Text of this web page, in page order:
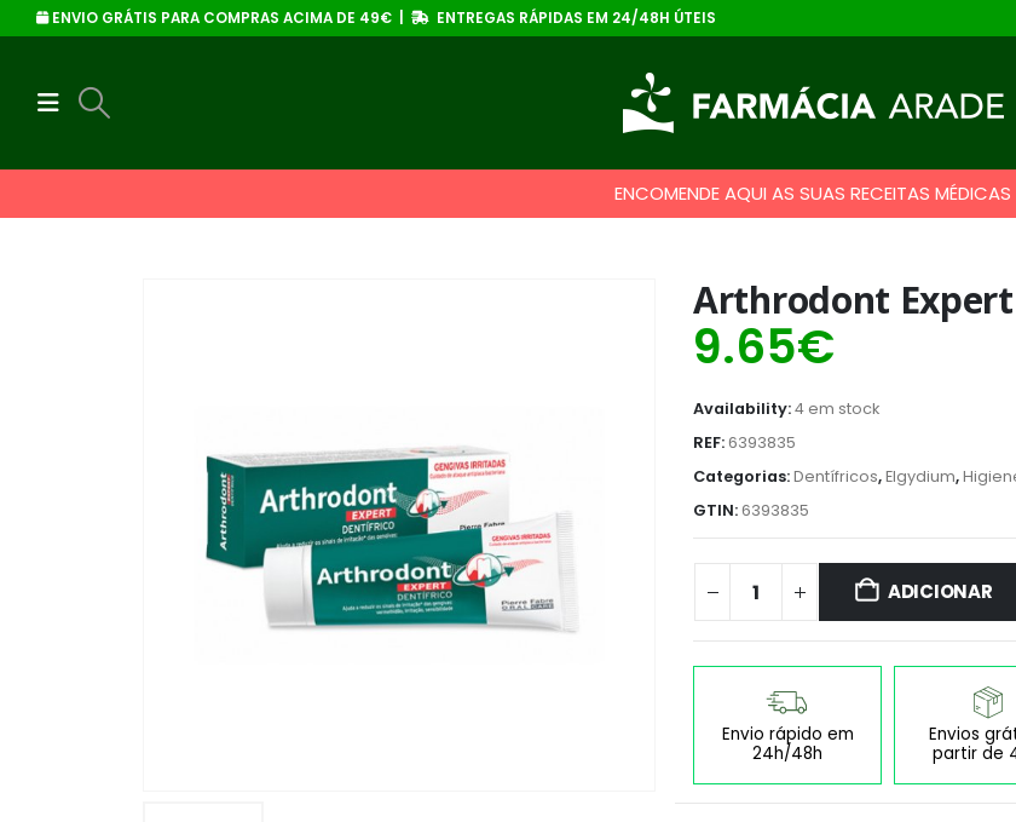
ENVIO GRÁTIS PARA COMPRAS ACIMA DE 49€ | ENTREGAS RÁPIDAS EM 24/48H ÚTEIS
ENCOMENDE AQUI AS SUAS RECEITAS MÉDICAS
Arthrodont
9.65€
Availability:4 em stock
REF:6393835
Categorias:Dentífricos,Elgydium,
GTIN:6393835
ADICIONAR
Envio rápido em
24h/48h
Envios
partir de